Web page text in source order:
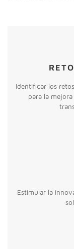
Identificar los
para la
Estimular la